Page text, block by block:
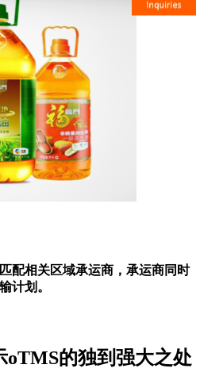
配相关区域承运商，承运商同时
计划。
oTMS的独到强大之处